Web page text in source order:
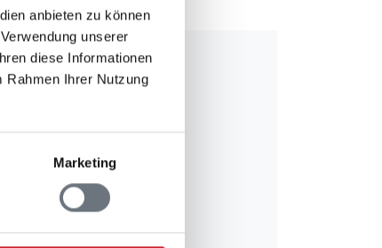
anbieten zu können
unserer
diese Informationen
Rahmen Ihrer Nutzung
Marketing